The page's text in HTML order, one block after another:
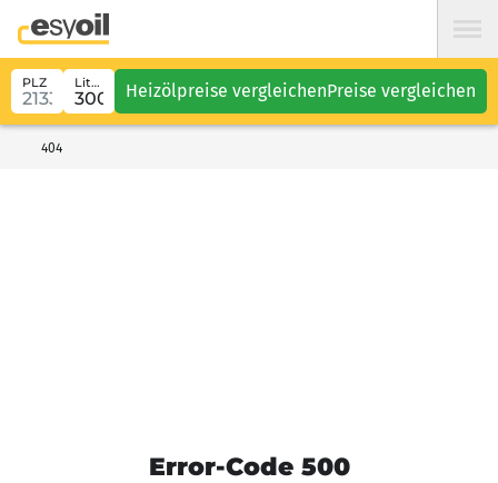
PLZ Liter Heizölpreise vergleichenPreise vergleichen
404
Error-Code 500